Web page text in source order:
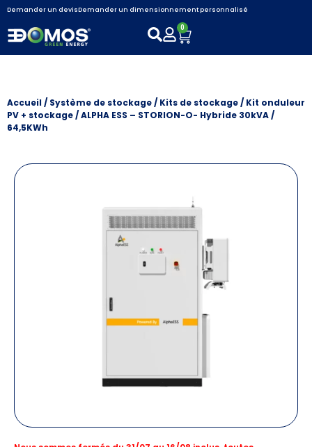
Demander un devisDemander un dimensionnement personnalisé
0
Accueil/ Système de stockage/ Kits de stockage/ Kit onduleur
PV + stockage/ ALPHA ESS – STORION-O- Hybride 30kVA /
64,5KWh